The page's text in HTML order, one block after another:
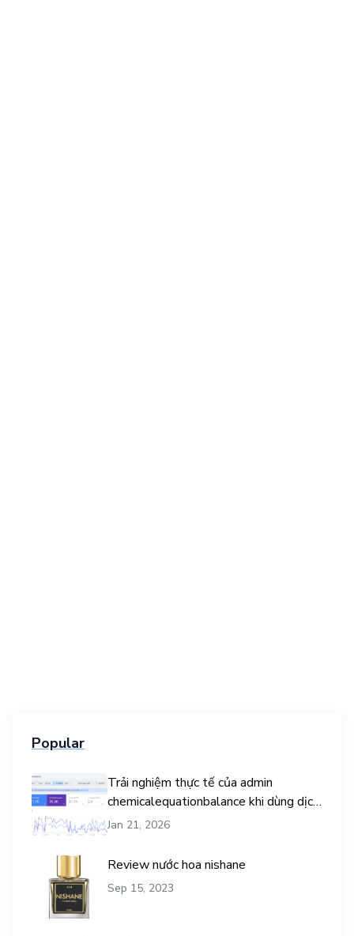
Popular
Trải nghiệm thực tế của admin
chemicalequationbalance khi dùng dịch
vụ mua traffic user
Jan 21, 2026
Review nước hoa nishane
Sep 15, 2023